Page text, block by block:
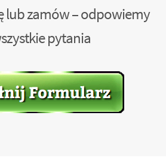
lub zamów – odpowiemy
pytania